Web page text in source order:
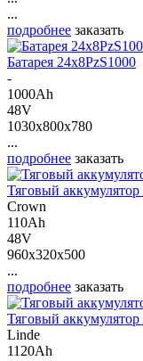
...
подробнее заказать
Батарея 24х8PzS1000
-
1000Ah
48V
1030x800x780
...
подробнее заказать
Тяговый
Crown
110Ah
48V
960x320x500
...
подробнее заказать
Тяговый
Linde
1120Ah